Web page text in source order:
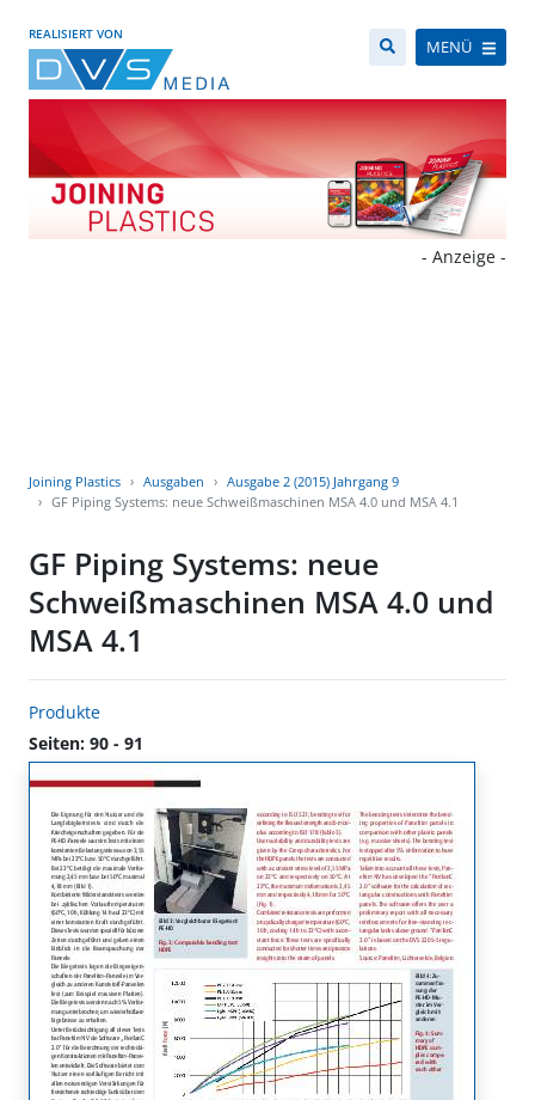
REALISIERT VON
MENÜ
- Anzeige -
Joining Plastics Ausgaben
Ausgabe 2 (2015) Jahrgang 9
GF Piping Systems: neue Schweißmaschinen MSA 4.0 und MSA 4.1
GF Piping Systems: neue
Schweißmaschinen MSA 4.0 und
MSA 4.1
Produkte
Seiten: 90 - 91